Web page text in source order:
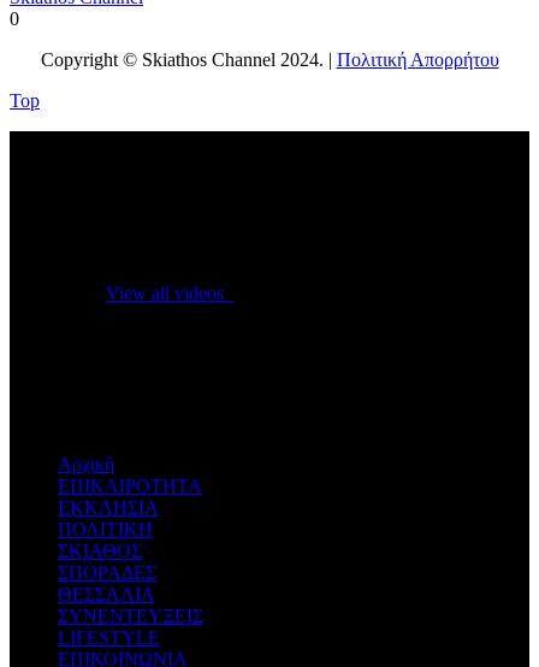
0
Copyright © Skiathos Channel 2024. | Πολιτική Απορρήτου
Top
View all videos
Αρχική
ΕΠΙΚΑΙΡΟΤΗΤΑ
ΕΚΚΛΗΣΙΑ
ΠΟΛΙΤΙΚΗ
ΣΚΙΑΘΟΣ
ΣΠΟΡΑΔΕΣ
ΘΕΣΣΑΛΙΑ
ΣΥΝΕΝΤΕΥΞΕΙΣ
LIFESTYLE
ΕΠΙΚΟΙΝΩΝΙΑ